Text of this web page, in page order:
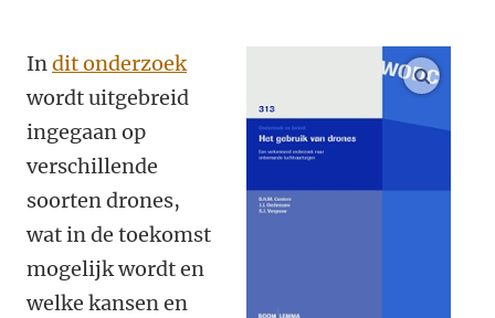
Indit onderzoek
wordt uitgebreid
ingegaan op
verschillende
soorten drones,
wat in de toekomst
mogelijk wordt en
welke kansen en